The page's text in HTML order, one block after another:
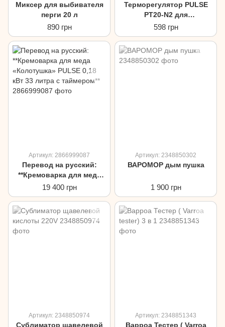
Миксер для выбивателя
перги 20 л
890 грн
Терморегулятор PULSE
PT20-N2 для
декристаллизатора
598 грн
Артикул: 2866999087
Перевод на русский:
**Кремоварка для меда
«Колотушка» PULSE 0,18
кВт 33 литра с таймером**
19 400 грн
Артикул: 2348850302
ВАРОМОР дым пушка
1 900 грн
Артикул: 2348850974
Сублиматор щавелевой
Артикул: 2348851343
Варроа Тестер ( Varroa